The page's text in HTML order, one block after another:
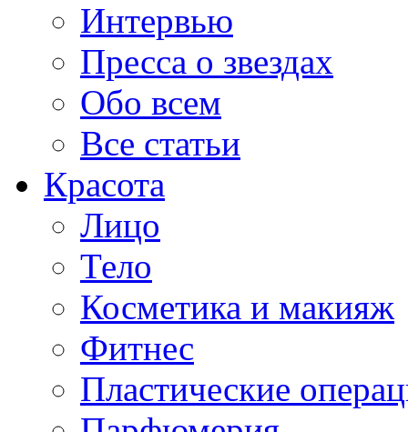
Интервью
Пресса о звездах
Обо всем
Все статьи
Красота
Лицо
Тело
Косметика и макияж
Фитнес
Пластические